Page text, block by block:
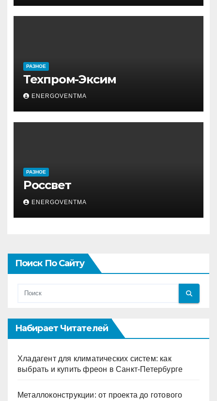
РАЗНОЕ
Техпром-Эксим
ENERGOVENTMA
РАЗНОЕ
Россвет
ENERGOVENTMA
Поиск По Сайту
Набирает Читателей
Хладагент для климатических систем: как
выбрать и купить фреон в Санкт-Петербурге
Металлоконструкции: от проекта до готового